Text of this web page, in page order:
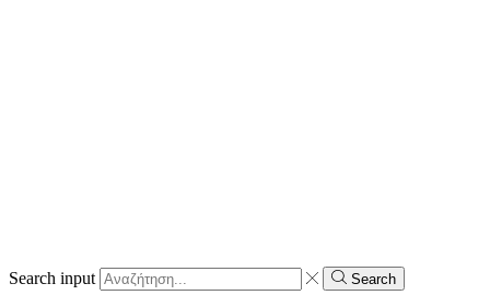
Search input Search